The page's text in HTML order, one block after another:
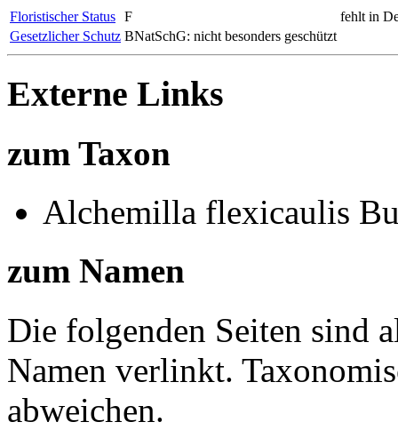
Floristischer Status F
fehlt in
Gesetzlicher Schutz BNatSchG: nicht besonders geschützt
Externe Links
zum Taxon
Alchemilla flexicaulis
zum Namen
Die folgenden Seiten sind
Namen verlinkt.
abweichen.